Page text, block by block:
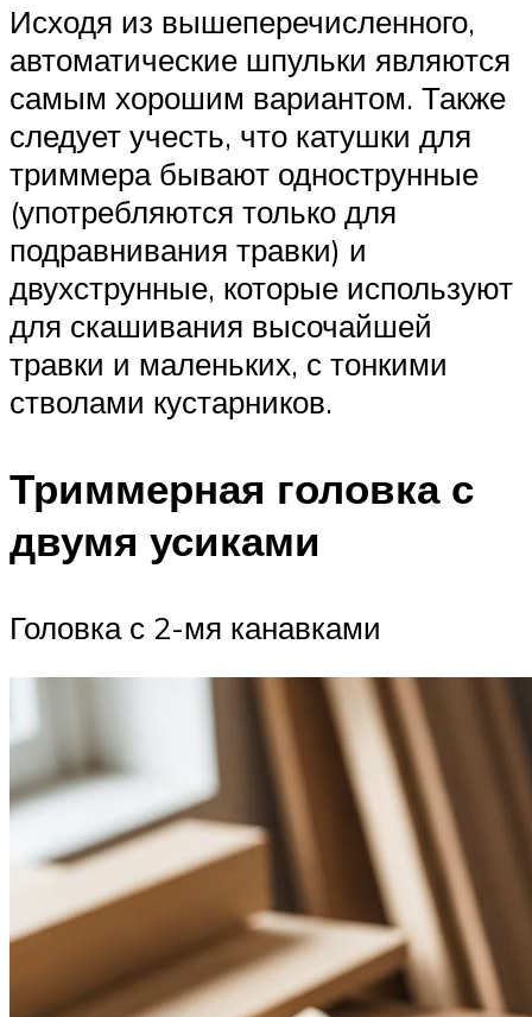
Исходя из вышеперечисленного,
автоматические шпульки являются
самым хорошим вариантом. Также
следует учесть, что катушки для
триммера бывают однострунные
(употребляются только для
подравнивания травки) и
двухструнные, которые используют
для скашивания высочайшей
травки и маленьких, с тонкими
стволами кустарников.
Триммерная головка с
двумя усиками
Головка с 2-мя канавками